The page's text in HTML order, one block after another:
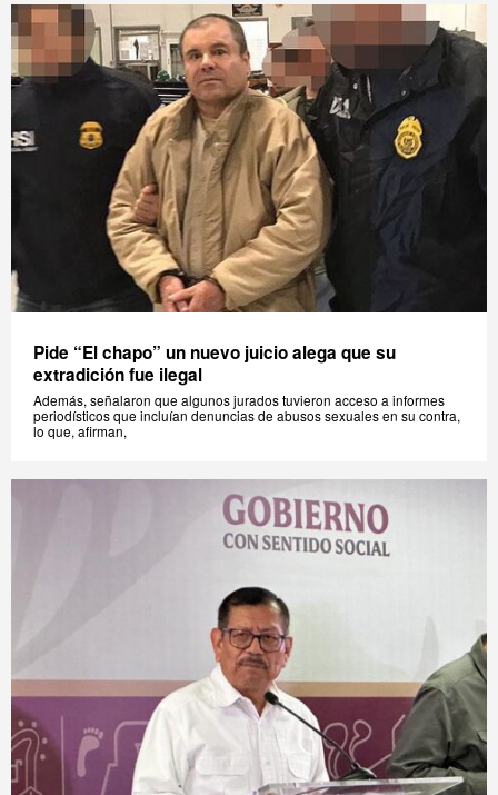
Pide “El chapo” un nuevo juicio alega que su
extradición fue ilegal
Además, señalaron que algunos jurados tuvieron acceso a informes
periodísticos que incluían denuncias de abusos sexuales en su contra,
lo que, afirman,